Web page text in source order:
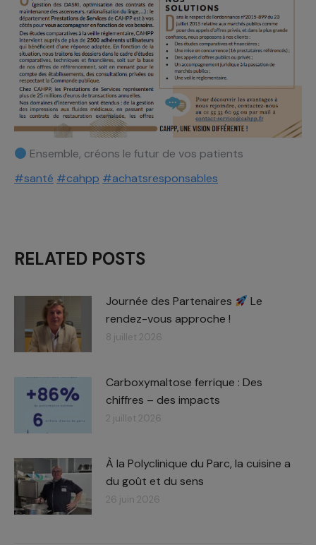
Ensemble, créons le futur de vos patients
#santé #cahpp #achatsresponsables
RELATED POSTS
Journée des Partenaires
Le
rendez-vous approche !
8 juillet 2026
Carboxymaltose ferrique : Des
chiffres – des impacts​
2 juillet 2026
À la Polyclinique du Parc, la cuisine a
du goût et du sens
26 juin 2026